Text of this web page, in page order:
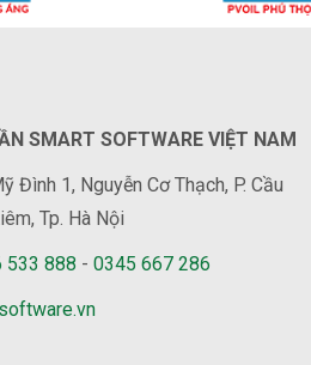
SMART SOFTWARE VIỆT NAM
Đình 1, Nguyễn Cơ Thạch, P. Cầu
Tp. Hà Nội
533 888 - 0345 667 286